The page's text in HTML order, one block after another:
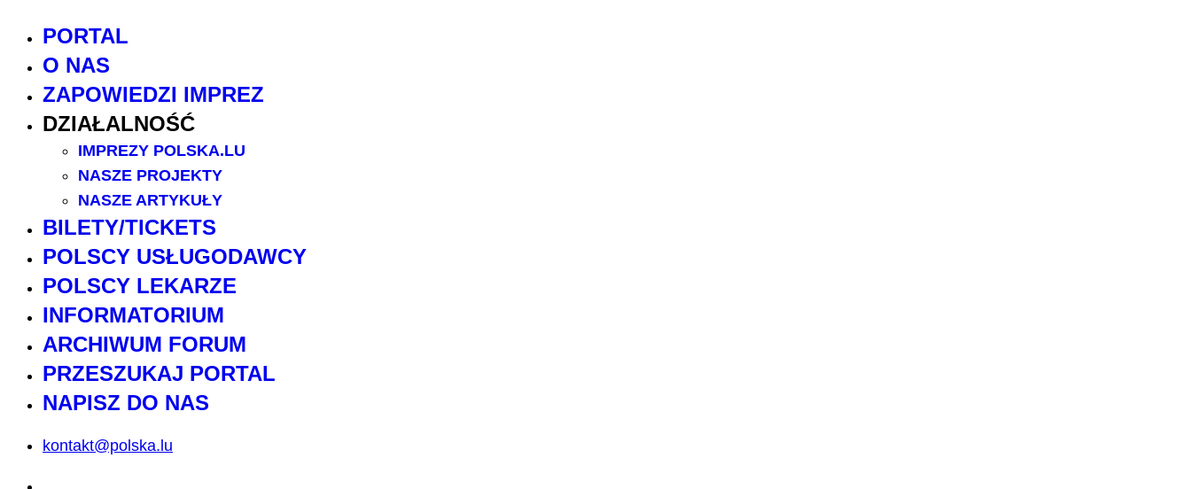
PORTAL
O NAS
ZAPOWIEDZI IMPREZ
DZIAŁALNOŚĆ
IMPREZY POLSKA.LU
NASZE PROJEKTY
NASZE ARTYKUŁY
BILETY/TICKETS
POLSCY USŁUGODAWCY
POLSCY LEKARZE
INFORMATORIUM
ARCHIWUM FORUM
PRZESZUKAJ PORTAL
NAPISZ DO NAS
kontakt@polska.lu